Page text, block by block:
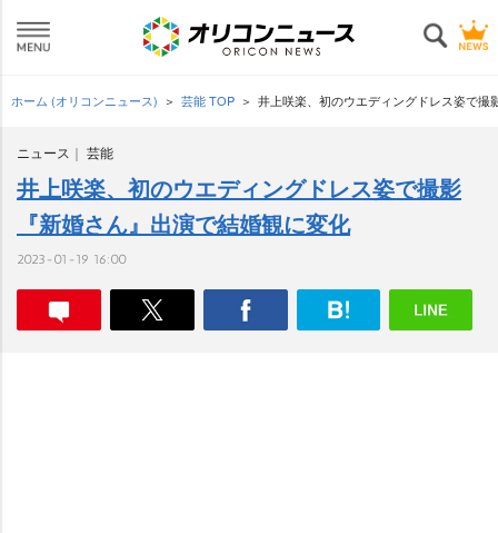
ホーム (オリコンニュース) 芸能 TOP 井上咲楽、初のウエディングドレス姿で撮
ニュース 芸能
井上咲楽、初のウエディングドレス姿で撮影
『新婚さん』出演で結婚観に変化
2023-01-19 16:00